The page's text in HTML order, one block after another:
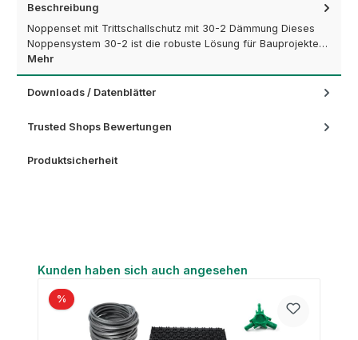
Beschreibung
Noppenset mit Trittschallschutz mit 30-2 Dämmung Dieses
Noppensystem 30-2 ist die robuste Lösung für Bauprojekte…
Mehr
Downloads / Datenblätter
Trusted Shops Bewertungen
Produktsicherheit
Produktgalerie überspringen
Kunden haben sich auch angesehen
%